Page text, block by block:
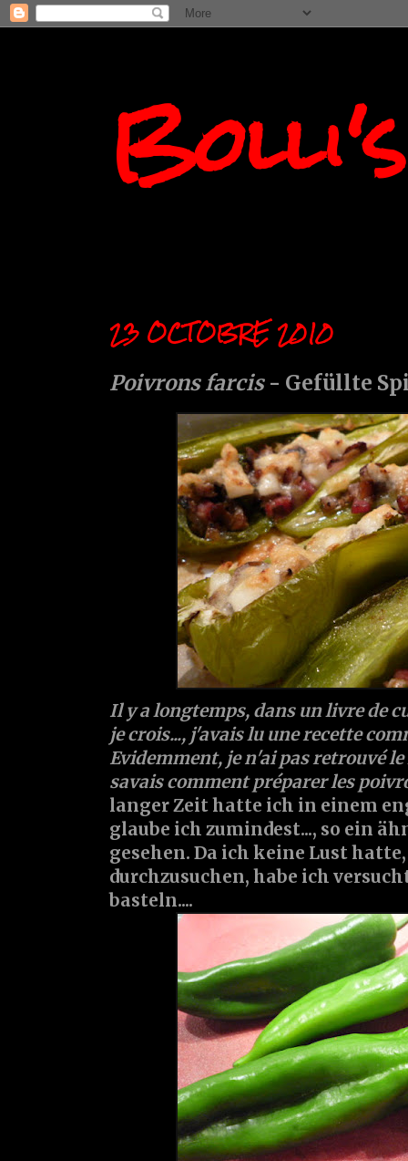
23 OCTOBRE 2010
Poivrons farcis- Gefüllte
Il y a longtemps, dans un livre de
je crois..., j'avais lu une recette
Evidemment, je n'ai pas retrouvé
savais comment préparer les
langer Zeit hatte ich in einem
glaube ich zumindest..., so ein
gesehen. Da ich keine Lust
durchzusuchen, habe ich
basteln....